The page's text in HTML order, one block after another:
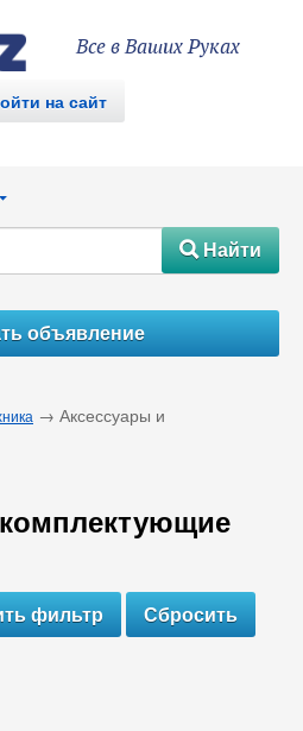
Все в Ваших Руках
на сайт
{
#Найти
объявление
→ Аксессуары и